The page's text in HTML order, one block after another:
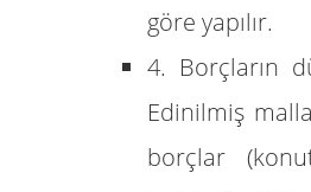
göre yapılır.
4. Borçların
Edinilmiş
borçlar